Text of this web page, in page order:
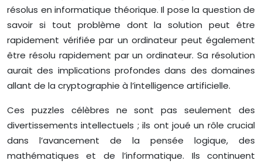
résolus en informatique théorique. Il pose la question de
savoir si tout problème dont la solution peut être
rapidement vérifiée par un ordinateur peut également
être résolu rapidement par un ordinateur. Sa résolution
aurait des implications profondes dans des domaines
allant de la cryptographie à l’intelligence artificielle.
Ces puzzles célèbres ne sont pas seulement des
divertissements intellectuels ; ils ont joué un rôle crucial
dans l’avancement de la pensée logique, des
mathématiques et de l’informatique. Ils continuent